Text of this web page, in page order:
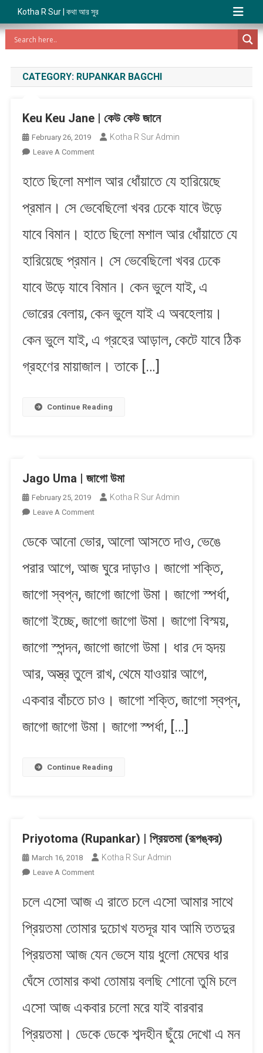
Kotha R Sur | কথা আর সুর
CATEGORY: RUPANKAR BAGCHI
Keu Keu Jane | কেউ কেউ জানে
February 26, 2019 Kotha R Sur Admin
Leave A CommentOn
Keu
|
কেউ
হাতে ছিলো মশাল আর ধোঁয়াতে যে হারিয়েছে
প্রমান। সে ভেবেছিলো খবর ঢেকে যাবে উড়ে
যাবে বিমান। হাতে ছিলো মশাল আর ধোঁয়াতে যে
হারিয়েছে প্রমান। সে ভেবেছিলো খবর ঢেকে
যাবে উড়ে যাবে বিমান। কেন ভুলে যাই, এ
ভোরের বেলায়, কেন ভুলে যাই এ অবহেলায়।
কেন ভুলে যাই, এ গ্রহের আড়াল, কেটে যাবে ঠিক
গ্রহণের মায়াজাল। তাকে […]
Continue Reading
Jago Uma | জাগো উমা
February 25, 2019 Kotha R Sur Admin
Leave A CommentOn
Uma
জাগো
ডেকে আনো ভোর, আলো আসতে দাও, ভেঙে
পরার আগে, আজ ঘুরে দাড়াও। জাগো শক্তি,
জাগো স্বপ্ন, জাগো জাগো উমা। জাগো স্পর্ধা,
জাগো ইচ্ছে, জাগো জাগো উমা। জাগো বিস্ময়,
জাগো স্পন্দন, জাগো জাগো উমা। ধার দে হৃদ​য়
আর, অস্ত্র​ তুলে রাখ, থেমে যাওয়ার আগে,
একবার বাঁচতে চাও। জাগো শক্তি, জাগো স্বপ্ন,
জাগো জাগো উমা। জাগো স্পর্ধা, […]
Continue Reading
Priyotoma (Rupankar) | প্রিয়তমা (রূপঙ্কর)
March 16, 2018 Kotha R Sur Admin
Leave A CommentOn
(Rupankar)
প্রিয়তমা
চলে এসো আজ এ রাতে চলে এসো আমার সাথে
প্রিয়তমা তোমার দুচোখ যতদূর যাব আমি ততদুর
প্রিয়তমা আজ যেন ভেসে যায় ধুলো মেঘের ধার
ঘেঁসে তোমার কথা তোমায় বলছি শোনো তুমি চলে
এসো আজ একবার চলো মরে যাই বারবার
প্রিয়তমা। ডেকে ডেকে শব্দহীন ছুঁয়ে দেখো এ মন